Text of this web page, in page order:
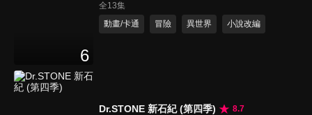
6
全13集
動畫/卡通
冒險 異世界 小說改編
Dr.STONE 新石紀 (第四季)
8.7